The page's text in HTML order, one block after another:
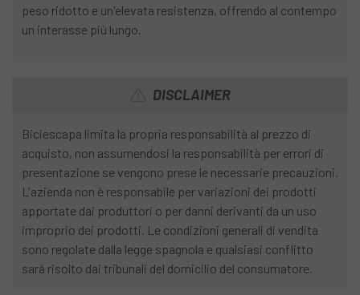
peso ridotto e un'elevata resistenza, offrendo al contempo
un interasse più lungo.
DISCLAIMER
Biciescapa limita la propria responsabilità al prezzo di
acquisto, non assumendosi la responsabilità per errori di
presentazione se vengono prese le necessarie precauzioni.
L'azienda non è responsabile per variazioni dei prodotti
apportate dai produttori o per danni derivanti da un uso
improprio dei prodotti. Le condizioni generali di vendita
sono regolate dalla legge spagnola e qualsiasi conflitto
sarà risolto dai tribunali del domicilio del consumatore.